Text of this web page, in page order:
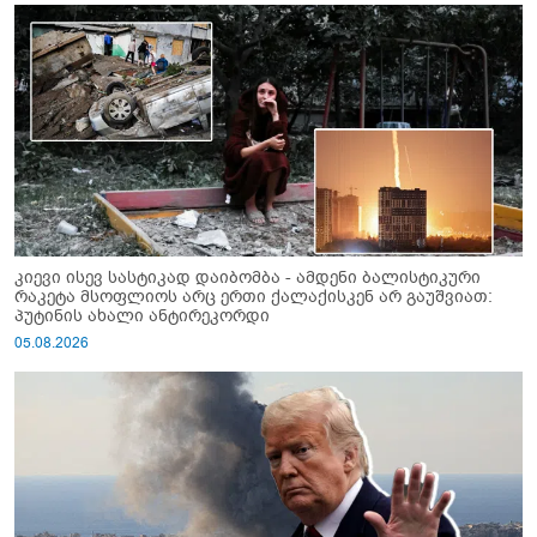
კიევი ისევ სასტიკად დაიბომბა - ამდენი ბალისტიკური
რაკეტა მსოფლიოს არც ერთი ქალაქისკენ არ გაუშვიათ:
პუტინის ახალი ანტირეკორდი
05.08.2026